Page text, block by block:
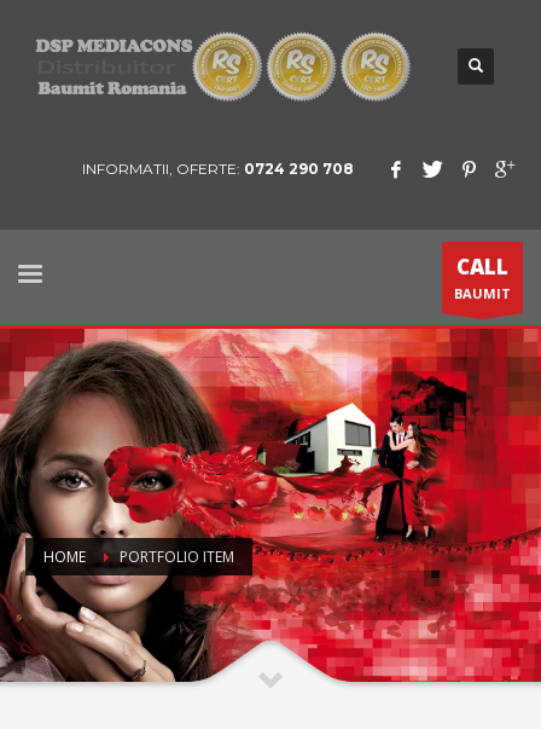
INFORMATII, OFERTE: 0724 290 708
CALL
BAUMIT
HOME PORTFOLIO ITEM